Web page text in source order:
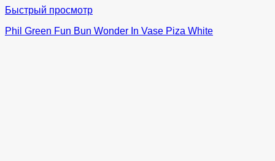
Быстрый просмотр
Phil Green Fun Bun Wonder In Vase Piza White